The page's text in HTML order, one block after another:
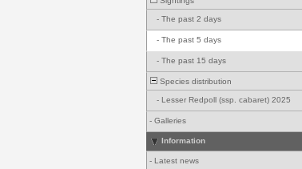
- The past 2 days
- The past 5 days
- The past 15 days
Species distribution
- Lesser Redpoll (ssp. cabaret) 2025
- Galleries
Information
- Latest news